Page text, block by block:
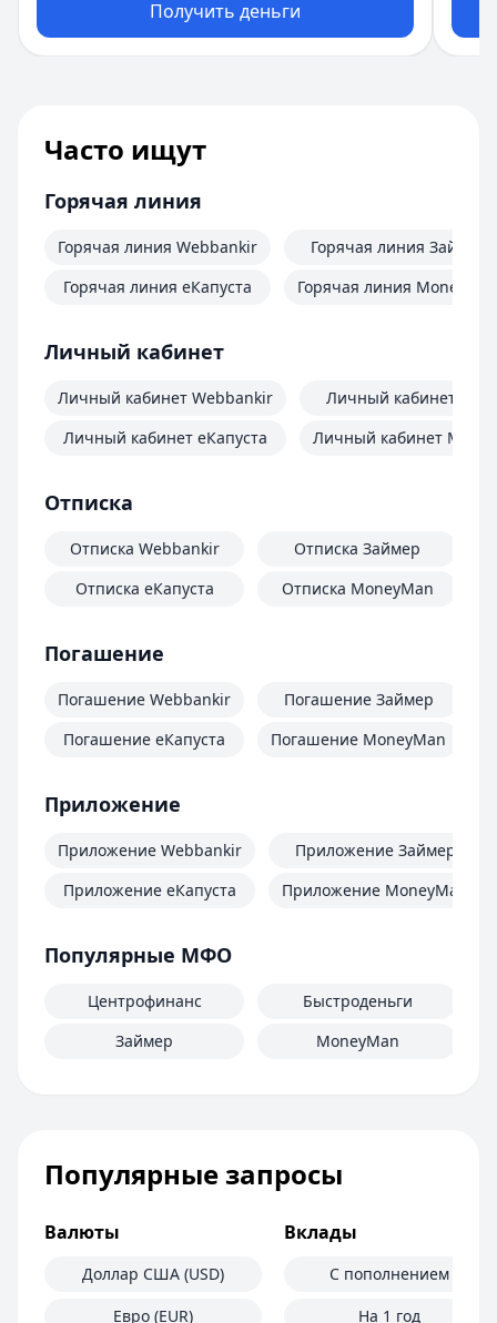
Получить деньги
Часто ищут
Горячая линия
Горячая линия Webbankir
Горячая линия еКапуста
Горячая линия Займер
Горячая линия
Личный кабинет
Личный кабинет Webbankir
Личный кабинет еКапуста
Личный кабинет
Личный кабинет
Отписка
Отписка Webbankir
Отписка еКапуста
Отписка Займер
Отписка MoneyMan
Погашение
Погашение Webbankir
Погашение еКапуста
Погашение Займер
Погашение MoneyMan
Приложение
Приложение Webbankir
Приложение еКапуста
Приложение Займер
Приложение MoneyMan
Популярные МФО
Центрофинанс
Займер
Быстроденьги
MoneyMan
Популярные запросы
Валюты
Доллар США (USD)
Евро (EUR)
Вклады
С пополнением
На 1 год